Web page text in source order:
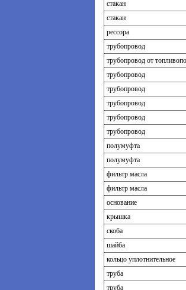
стакан
стакан
рессора
трубопровод
трубопровод от
трубопровод
трубопровод
трубопровод
трубопровод
трубопровод
полумуфта
полумуфта
фильтр масла
фильтр масла
основание
крышка
скоба
шайба
кольцо уплотнительное
труба
труба